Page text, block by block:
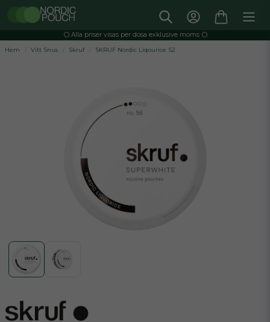
⚪️ Alla priser visas per dosa exklusive moms ⚪️
Hem
Vitt Snus Skruf SKRUF Nordic Liqourice S2